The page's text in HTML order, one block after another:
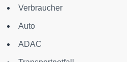
Verbraucher
Auto
ADAC